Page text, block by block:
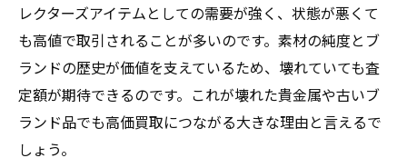
レクターズアイテムとしての需要が強く、状態が悪くて
も高値で取引されることが多いのです。素材の純度とブ
ランドの歴史が価値を支えているため、壊れていても査
定額が期待できるのです。これが壊れた貴金属や古いブ
ランド品でも高価買取につながる大きな理由と言えるで
しょう。